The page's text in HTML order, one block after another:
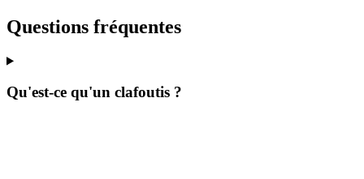
Questions fréquentes
Qu'est-ce qu'un clafoutis ?